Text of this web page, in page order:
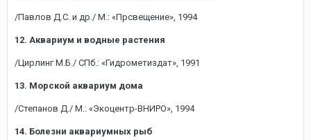
/Павлов Д.С. и др./ М.: «Прсвещение», 1994
12. Аквариум и водные растения
/Цирлинг М.Б./ СПб.: «Гидрометиздат», 1991
13. Морской аквариум дома
/Степанов Д./ М.: «Экоцентр-ВНИРО», 1994
14. Болезни аквариумных рыб